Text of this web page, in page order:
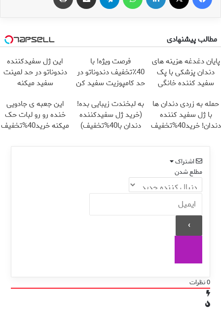
مطالب پیشنهادی
پایان دغدغه هزینه های
دندان پزشکی با پک
سفید کننده خانگی
فرصت ویژه! با
40٪تخفیف دندوناتو در
حد کامپوزیت سفید کن
این ژل سفیدکننده
دندوناتو در حد لمینت
سفید میکنه
حمله به زردی دندان ها
با ژل سفید کننده
دندان! خرید40%تخفیف
به لبخندت زیبایی بده!
(خرید ژل سفیدکننده
دندان با40%تخفیف)
این جعبه ی جادویی
خنده رو رو لبات حک
میکنه خرید40%تخفیف
اشتراک
مطلع شدن
0نظرات